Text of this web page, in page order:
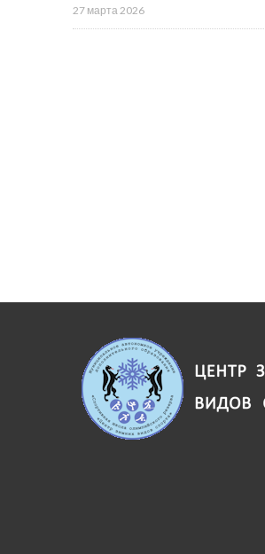
27 марта 2026